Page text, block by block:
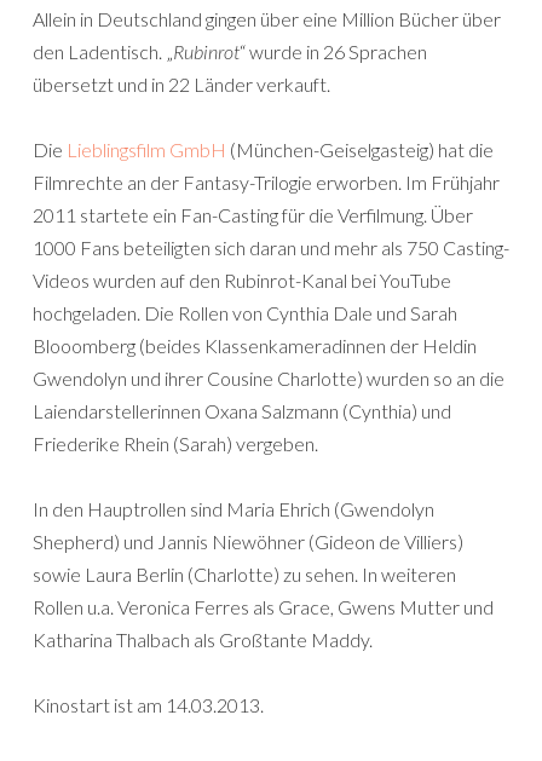
Allein in Deutschland gingen über eine Million Bücher über
den Ladentisch. „Rubinrot“ wurde in 26 Sprachen
übersetzt und in 22 Länder verkauft.
Die Lieblingsfilm GmbH (München-Geiselgasteig) hat die
Filmrechte an der Fantasy-Trilogie erworben. Im Frühjahr
2011 startete ein Fan-Casting für die Verfilmung. Über
1000 Fans beteiligten sich daran und mehr als 750 Casting-
Videos wurden auf den Rubinrot-Kanal bei YouTube
hochgeladen. Die Rollen von Cynthia Dale und Sarah
Blooomberg (beides Klassenkameradinnen der Heldin
Gwendolyn und ihrer Cousine Charlotte) wurden so an die
Laiendarstellerinnen Oxana Salzmann (Cynthia) und
Friederike Rhein (Sarah) vergeben.
In den Hauptrollen sind Maria Ehrich (Gwendolyn
Shepherd) und Jannis Niewöhner (Gideon de Villiers)
sowie Laura Berlin (Charlotte) zu sehen. In weiteren
Rollen u.a. Veronica Ferres als Grace, Gwens Mutter und
Katharina Thalbach als Großtante Maddy.
Kinostart ist am 14.03.2013.